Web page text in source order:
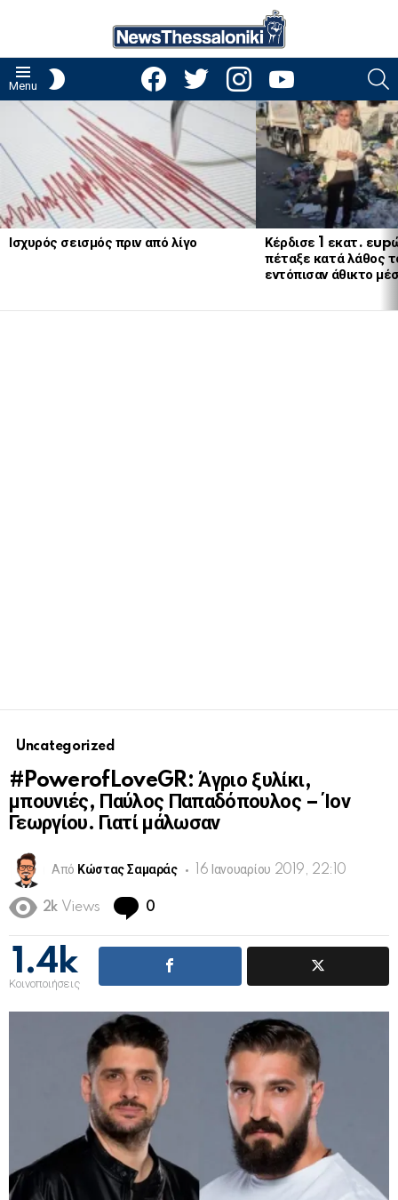
Menu
facebooktwitter instagramyoutube
LATEST
STORIES
Ισχυρός σεισμός πριν από λίγο
Κέρδισε 1 εκατ.
πέταξε κατά λάθος
εντόπισαν άθικτο
Uncategorized
#PowerofLoveGR: Άγριο ξυλίκι,
μπουνιές, Παύλος Παπαδόπουλος – Ίον
Γεωργίου. Γιατί μάλωσαν
Από Κώστας Σαμαράς 16 Ιανουαρίου 2019, 22:10
2k Views 0
1.4k
Κοινοποιήσεις